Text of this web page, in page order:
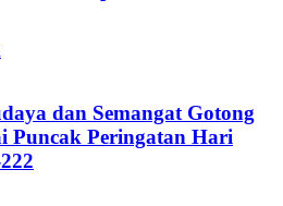
dan Semangat Gotong
Puncak Peringatan Hari